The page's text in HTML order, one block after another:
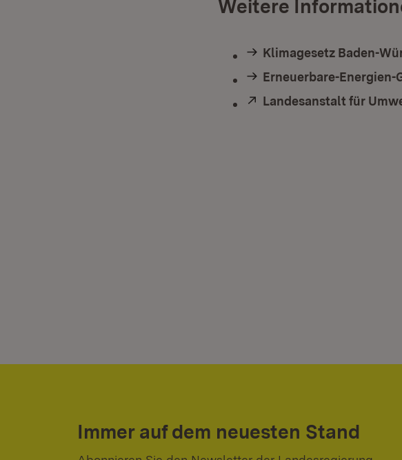
Weitere
Klimagesetz Baden-
Erneuerbare-Energien-
Extern:
Landesanstalt für
Immer auf dem neuesten Stand